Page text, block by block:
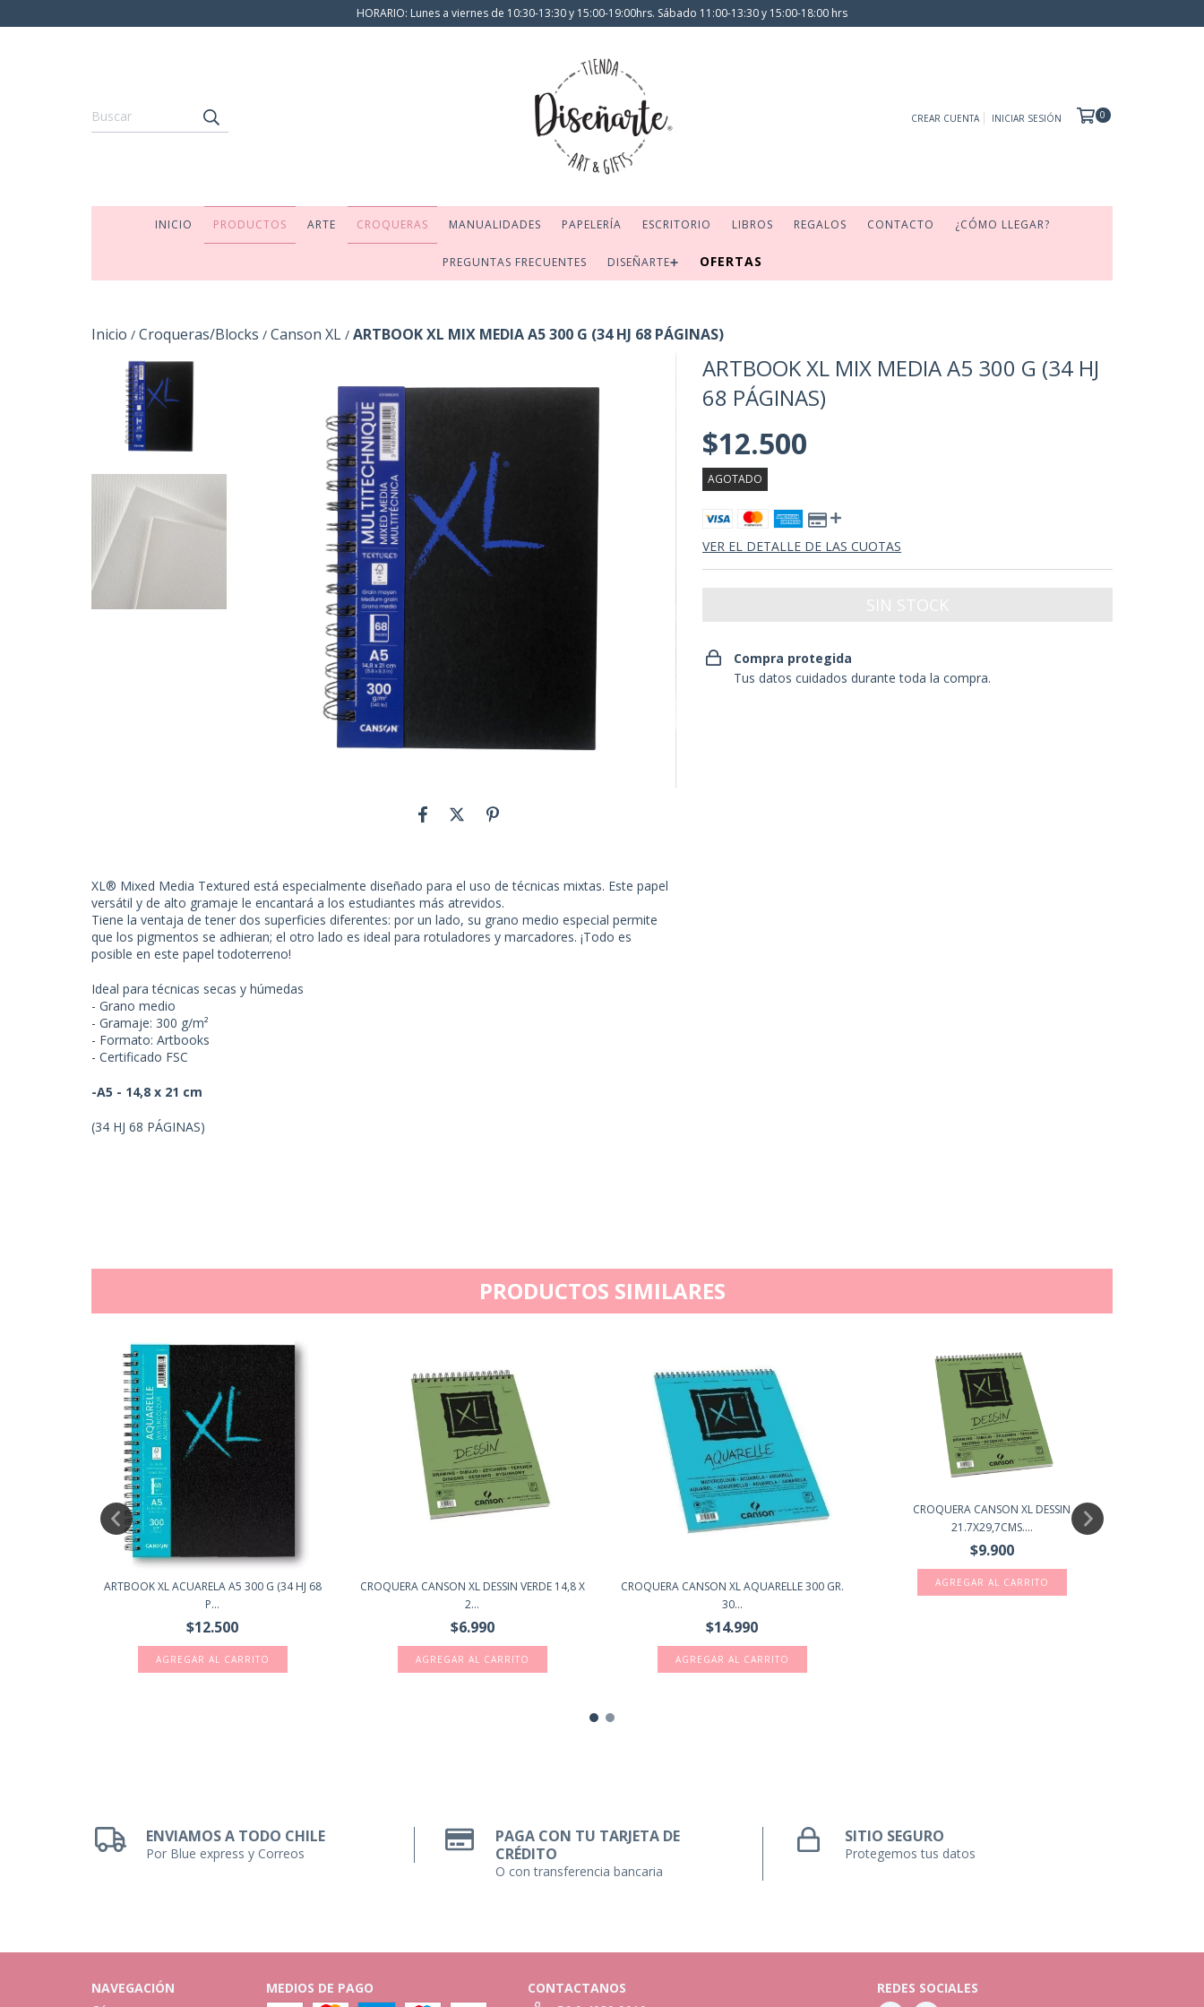
HORARIO: Lunes a viernes de 10:30-13:30 y 15:00-19:00hrs. Sábado 11:00-13:30 y 15:00-18:00 hrs
CREAR CUENTA INICIAR SESIÓN 0
INICIO PRODUCTOS ARTE CROQUERAS MANUALIDADES PAPELERÍA ESCRITORIO LIBROS REGALOS CONTACTO ¿CÓMO LLEGAR?
PREGUNTAS FRECUENTES DISEÑARTE➕ OFERTAS
Inicio / Croqueras/Blocks / Canson XL / ARTBOOK XL MIX MEDIA A5 300 G (34 HJ 68 PÁGINAS)
XL® Mixed Media Textured está especialmente diseñado para el uso de técnicas mixtas. Este papel
versátil y de alto gramaje le encantará a los estudiantes más atrevidos.
Tiene la ventaja de tener dos superficies diferentes: por un lado, su grano medio especial permite
que los pigmentos se adhieran; el otro lado es ideal para rotuladores y marcadores. ¡Todo es
posible en este papel todoterreno!
Ideal para técnicas secas y húmedas
- Grano medio
- Gramaje: 300 g/m²
- Formato: Artbooks
- Certificado FSC
-A5 - 14,8 x 21 cm
(34 HJ 68 PÁGINAS)
ARTBOOK XL MIX MEDIA A5 300 G (34 HJ
68 PÁGINAS)
$12.500
AGOTADO
VER EL DETALLE DE LAS CUOTAS
Compra protegida
Tus datos cuidados durante toda la compra.
PRODUCTOS SIMILARES
ARTBOOK XL ACUARELA A5 300 G (34 HJ 68
P...
$12.500
CROQUERA CANSON XL DESSIN VERDE 14,8 X
2...
$6.990
CROQUERA CANSON XL AQUARELLE 300 GR.
30...
$14.990
CROQUERA CANSON XL DESSIN
21.7X29,7CMS....
$9.900
ENVIAMOS A TODO CHILE
Por Blue express y Correos
PAGA CON TU TARJETA DE
CRÉDITO
O con transferencia bancaria
SITIO SEGURO
Protegemos tus datos
NAVEGACIÓN
MEDIOS DE PAGO
CONTACTANOS
REDES SOCIALES